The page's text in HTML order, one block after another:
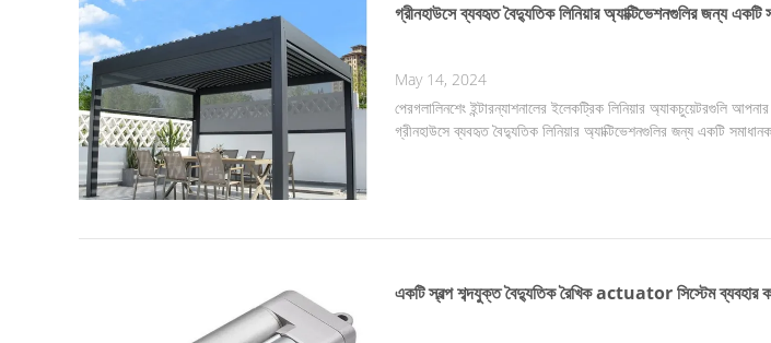
গ্রীনহাউসে ব্যবহৃত বৈদ্যুতিক লিনিয়ার অ্যাক্টিভেশনগুলির জন্য একটি
May 14, 2024
পেরগলালিনশেং ইন্টারন্যাশনালের ইলেকট্রিক লিনিয়ার অ্যাকচুয়েটরগুলি
গ্রীনহাউসে ব্যবহৃত বৈদ্যুতিক লিনিয়ার অ্যাক্টিভেশনগুলির জন্য একটি
একটি স্বল্প শব্দযুক্ত বৈদ্যুতিক রৈখিক actuator সিস্টেম